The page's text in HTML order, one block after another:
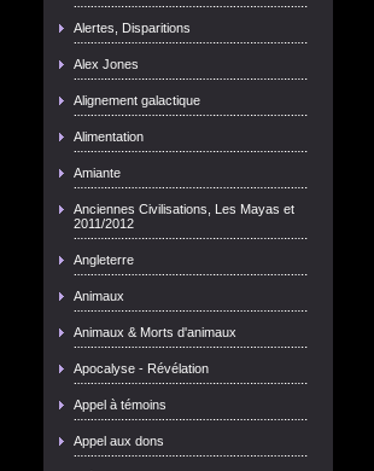
Alertes, Disparitions
Alex Jones
Alignement galactique
Alimentation
Amiante
Anciennes Civilisations, Les Mayas et
2011/2012
Angleterre
Animaux
Animaux & Morts d'animaux
Apocalyse - Révélation
Appel à témoins
Appel aux dons